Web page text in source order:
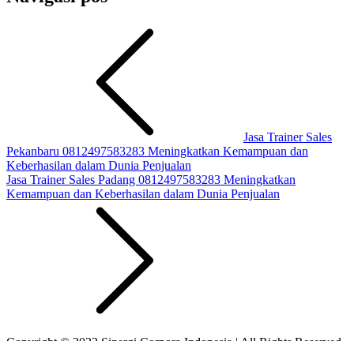
Jasa Trainer Sales
Pekanbaru 0812497583283 Meningkatkan Kemampuan dan
Keberhasilan dalam Dunia Penjualan
Jasa Trainer Sales Padang 0812497583283 Meningkatkan
Kemampuan dan Keberhasilan dalam Dunia Penjualan